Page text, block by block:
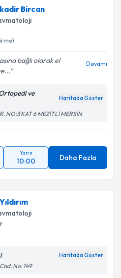
Bircan
bağlı olarak el
Devamı
ve
Haritada Göster
NO:3 KAT 6 MEZİTLİ MERSİN
Yarın
10:00 Daha Fazla
Haritada Göster
No: 149